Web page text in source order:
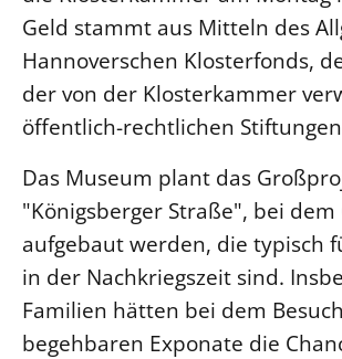
Geld stammt aus Mitteln des
Hannoverschen Klosterfonds,
der von der Klosterkammer
öffentlich-rechtlichen
Das Museum plant das
"Königsberger Straße", bei dem
aufgebaut werden, die typisch
in der Nachkriegszeit sind.
Familien hätten bei dem
begehbaren Exponate die
Beschwerdestellen
Kirchenämter
Gleichstellung
Datenschutz
Geschäftsstelle Landessynode
LANDESSYNODE
27. Landessynode
Kontakt
Hintergrund